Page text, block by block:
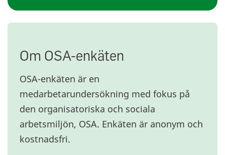
Om OSA-enkäten
OSA-enkäten är en
medarbetarundersökning med fokus på
den organisatoriska och sociala
arbetsmiljön, OSA. Enkäten är anonym och
kostnadsfri.